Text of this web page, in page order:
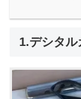
1.デシタル